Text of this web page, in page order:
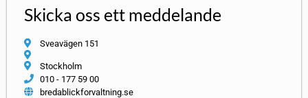
Skicka oss ett meddelande
Sveavägen 151
Stockholm
010 - 177 59 00
bredablickforvaltning.se